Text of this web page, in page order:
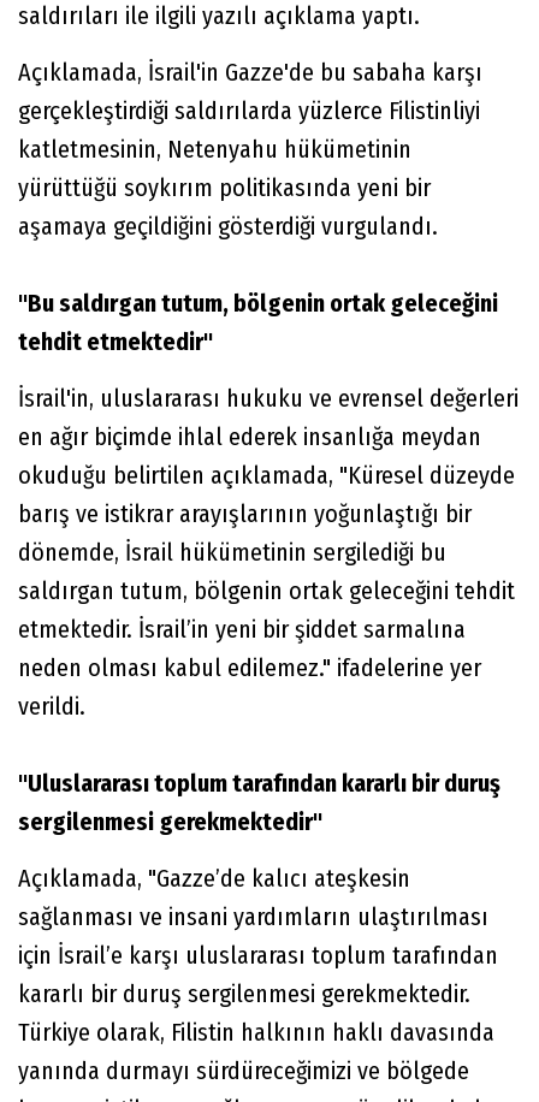
saldırıları ile ilgili yazılı açıklama yaptı.
Açıklamada, İsrail'in Gazze'de bu sabaha karşı
gerçekleştirdiği saldırılarda yüzlerce Filistinliyi
katletmesinin, Netenyahu hükümetinin
yürüttüğü soykırım politikasında yeni bir
aşamaya geçildiğini gösterdiği vurgulandı.
"Bu saldırgan tutum, bölgenin ortak geleceğini
tehdit etmektedir"
İsrail'in, uluslararası hukuku ve evrensel değerleri
en ağır biçimde ihlal ederek insanlığa meydan
okuduğu belirtilen açıklamada, "Küresel düzeyde
barış ve istikrar arayışlarının yoğunlaştığı bir
dönemde, İsrail hükümetinin sergilediği bu
saldırgan tutum, bölgenin ortak geleceğini tehdit
etmektedir. İsrail’in yeni bir şiddet sarmalına
neden olması kabul edilemez." ifadelerine yer
verildi.
"Uluslararası toplum tarafından kararlı bir duruş
sergilenmesi gerekmektedir"
Açıklamada, "Gazze’de kalıcı ateşkesin
sağlanması ve insani yardımların ulaştırılması
için İsrail’e karşı uluslararası toplum tarafından
kararlı bir duruş sergilenmesi gerekmektedir.
Türkiye olarak, Filistin halkının haklı davasında
yanında durmayı sürdüreceğimizi ve bölgede